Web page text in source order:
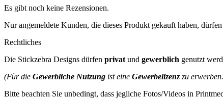
Es gibt noch keine Rezensionen.
Nur angemeldete Kunden, die dieses Produkt gekauft haben,
Rechtliches
Die Stickzebra Designs dürfen privat und gewerblich genutzt
(Für die Gewerbliche Nutzung ist eine Gewerbelizenz zu erwerben.
Bitte beachten Sie unbedingt, dass jegliche Fotos/Videos in